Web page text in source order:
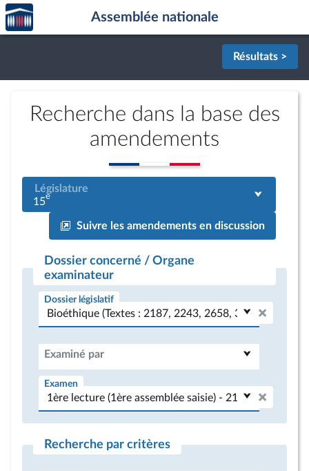
Aller au contenu
Aller en bas de la page
Accèder
à la
page
Assemblée nationale
Résultats >
Recherche dans la base des
amendements
Législature
15e
Suivre les amendements en discussion
Dossier concerné / Organe
examinateur
Dossier législatif
Examiné par
Examen
Recherche par critères